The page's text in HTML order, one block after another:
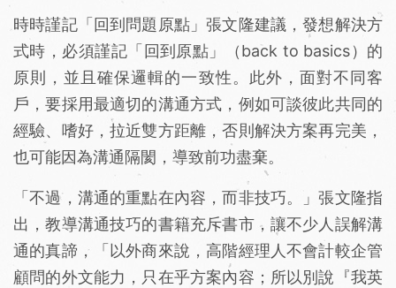
時時謹記「回到問題原點」張文隆建議，發想解決方
式時，必須謹記「回到原點」（back to basics）的
原則，並且確保邏輯的一致性。此外，面對不同客
戶，要採用最適切的溝通方式，例如可談彼此共同的
經驗、嗜好，拉近雙方距離，否則解決方案再完美，
也可能因為溝通隔閡，導致前功盡棄。
「不過，溝通的重點在內容，而非技巧。」張文隆指
出，教導溝通技巧的書籍充斥書市，讓不少人誤解溝
通的真諦，「以外商來說，高階經理人不會計較企管
顧問的外文能力，只在乎方案內容；所以別說『我英